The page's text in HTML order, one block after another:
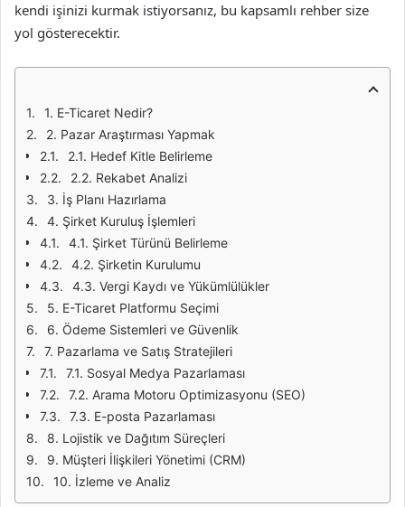
kendi işinizi kurmak istiyorsanız, bu kapsamlı rehber size
yol gösterecektir.
1. E-Ticaret Nedir?
2. Pazar Araştırması Yapmak
2.1. Hedef Kitle Belirleme
2.2. Rekabet Analizi
3. İş Planı Hazırlama
4. Şirket Kuruluş İşlemleri
4.1. Şirket Türünü Belirleme
4.2. Şirketin Kurulumu
4.3. Vergi Kaydı ve Yükümlülükler
5. E-Ticaret Platformu Seçimi
6. Ödeme Sistemleri ve Güvenlik
7. Pazarlama ve Satış Stratejileri
7.1. Sosyal Medya Pazarlaması
7.2. Arama Motoru Optimizasyonu (SEO)
7.3. E-posta Pazarlaması
8. Lojistik ve Dağıtım Süreçleri
9. Müşteri İlişkileri Yönetimi (CRM)
10. İzleme ve Analiz